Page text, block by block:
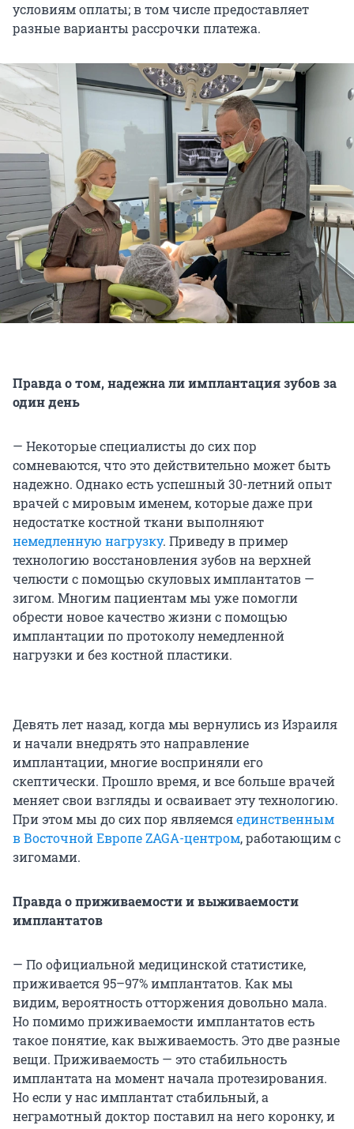
условиям оплаты; в том числе предоставляет
разные варианты рассрочки платежа.
Правда о том, надежна ли имплантация зубов за
один день
— Некоторые специалисты до сих пор
сомневаются, что это действительно может быть
надежно. Однако есть успешный 30-летний опыт
врачей с мировым именем, которые даже при
недостатке костной ткани выполняют
немедленную нагрузку. Приведу в пример
технологию восстановления зубов на верхней
челюсти с помощью скуловых имплантатов —
зигом. Многим пациентам мы уже помогли
обрести новое качество жизни с помощью
имплантации по протоколу немедленной
нагрузки и без костной пластики.
Девять лет назад, когда мы вернулись из Израиля
и начали внедрять это направление
имплантации, многие восприняли его
скептически. Прошло время, и все больше врачей
меняет свои взгляды и осваивает эту технологию.
При этом мы до сих пор являемсяединственным
в Восточной Европе ZAGA-центром, работающим с
зигомами.
Правда о приживаемости и выживаемости
имплантатов
— По официальной медицинской статистике,
приживается 95–97% имплантатов. Как мы
видим, вероятность отторжения довольно мала.
Но помимо приживаемости имплантатов есть
такое понятие, как выживаемость. Это две разные
вещи. Приживаемость — это стабильность
имплантата на момент начала протезирования.
Но если у нас имплантат стабильный, а
неграмотный доктор поставил на него коронку, и